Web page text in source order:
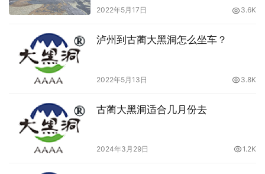
2022年5月17日 3.6K
泸州到古蔺大黑洞怎么坐车？
2022年5月13日 3.8K
古蔺大黑洞适合几月份去
2024年3月29日 1.2K